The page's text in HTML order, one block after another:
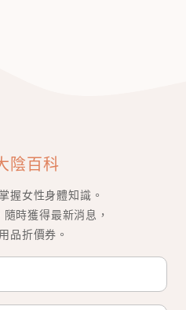
陰百科
握女性身體知識。
時獲得最新消息，
品折價券。